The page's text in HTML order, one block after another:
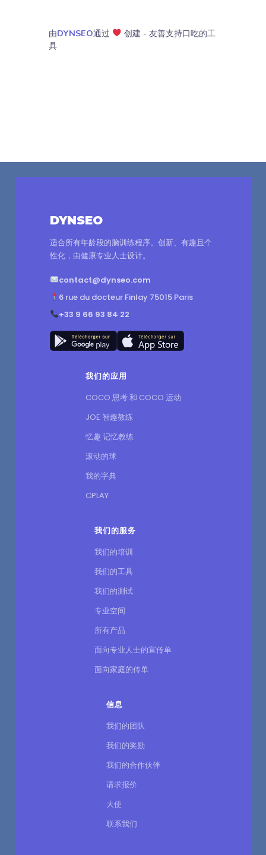
由DYNSEO通过
创建 - 友善支持口吃的工
具
DYNSEO
适合所有年龄段的脑训练程序。创新、有趣且个
性化，由健康专业人士设计。
contact@dynseo.com
6 rue du docteur Finlay 75015 Paris
+33 9 66 93 84 22
我们的应用
COCO 思考 和 COCO 运动
JOE 智趣教练
忆趣 记忆教练
滚动的球
我的字典
CPLAY
我们的服务
我们的培训
我们的工具
我们的测试
专业空间
所有产品
面向专业人士的宣传单
面向家庭的传单
信息
我们的团队
我们的奖励
我们的合作伙伴
请求报价
大使
联系我们